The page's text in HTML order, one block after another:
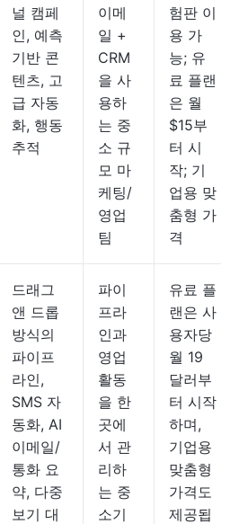
널 캠페
인, 예측
기반 콘
텐츠, 고
급 자동
화, 행동
추적
이메
일 +
CRM
을 사
용하
는 중
소 규
모 마
케팅/
영업
팀
험판 이
용 가
능; 유
료 플랜
은 월
$15부
터 시
작; 기
업용 맞
춤형 가
격
드래그
앤 드롭
방식의
파이프
라인,
SMS 자
동화, AI
이메일/
통화 요
약, 다중
보기 대
파이
프라
인과
영업
활동
을 한
곳에
서 관
리하
는 중
소기
유료 플
랜은 사
용자당
월 19
달러부
터 시작
하며,
기업용
맞춤형
가격도
제공됩